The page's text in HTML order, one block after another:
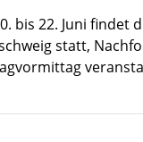
bis 22. Juni findet
statt,